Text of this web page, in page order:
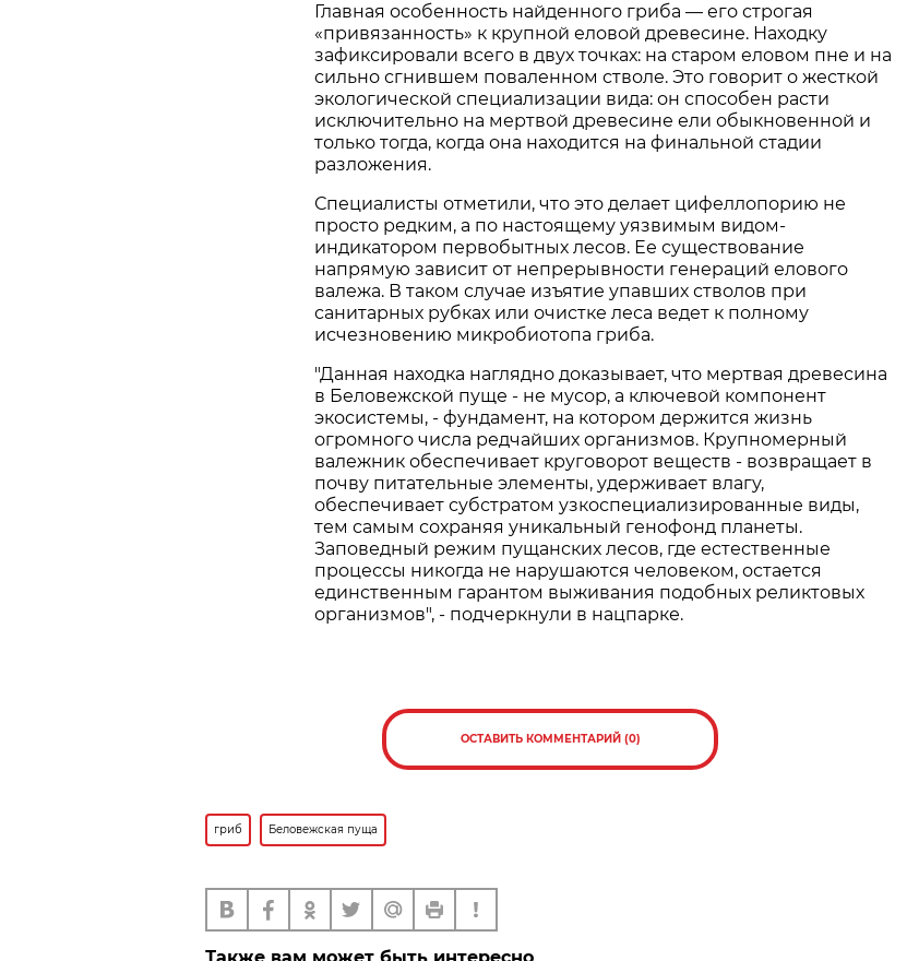
Главная особенность найденного гриба — его строгая
«привязанность» к крупной еловой древесине. Находку
зафиксировали всего в двух точках: на старом еловом пне и на
сильно сгнившем поваленном стволе. Это говорит о жесткой
экологической специализации вида: он способен расти
исключительно на мертвой древесине ели обыкновенной и
только тогда, когда она находится на финальной стадии
разложения.
Специалисты отметили, что это делает цифеллопорию не
просто редким, а по настоящему уязвимым видом-
индикатором первобытных лесов. Ее существование
напрямую зависит от непрерывности генераций елового
валежа. В таком случае изъятие упавших стволов при
санитарных рубках или очистке леса ведет к полному
исчезновению микробиотопа гриба.
"Данная находка наглядно доказывает, что мертвая древесина
в Беловежской пуще - не мусор, а ключевой компонент
экосистемы, - фундамент, на котором держится жизнь
огромного числа редчайших организмов. Крупномерный
валежник обеспечивает круговорот веществ - возвращает в
почву питательные элементы, удерживает влагу,
обеспечивает субстратом узкоспециализированные виды,
тем самым сохраняя уникальный генофонд планеты.
Заповедный режим пущанских лесов, где естественные
процессы никогда не нарушаются человеком, остается
единственным гарантом выживания подобных реликтовых
организмов", - подчеркнули в нацпарке.
ОСТАВИТЬ КОММЕНТАРИЙ (0)
гриб Беловежская пуща